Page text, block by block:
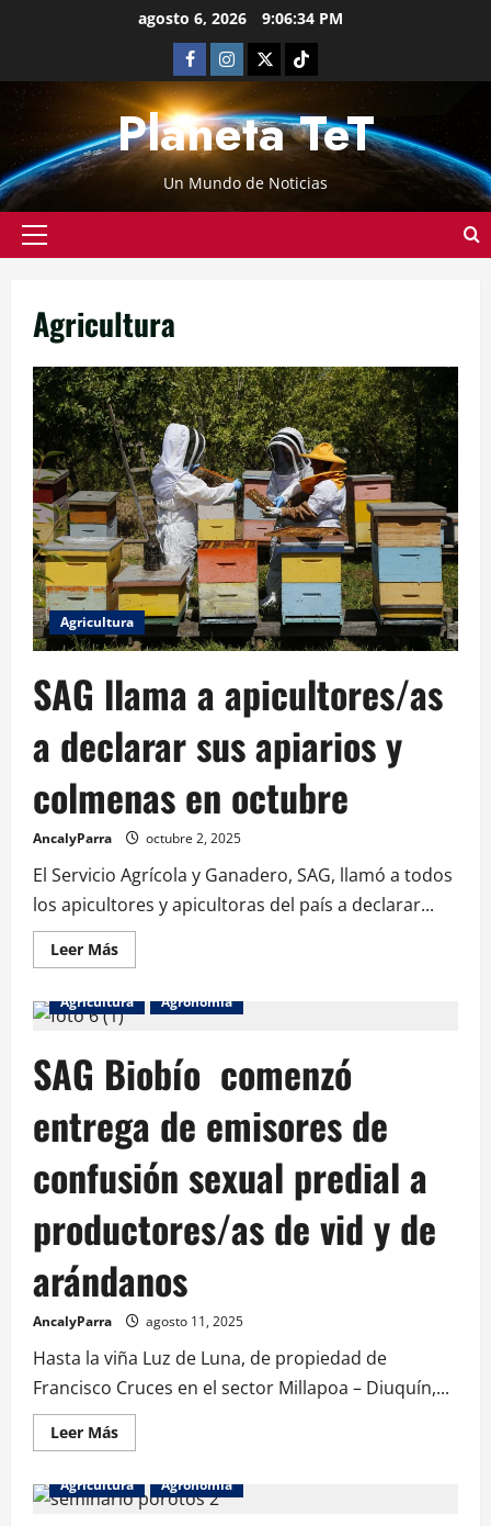
agosto 6, 2026 9:06:35 PM
Planeta TeT
Un Mundo de Noticias
Agricultura
Agricultura
SAG llama a apicultores/as
a declarar sus apiarios y
colmenas en octubre
AncalyParra octubre 2, 2025
El Servicio Agrícola y Ganadero, SAG, llamó a todos
los apicultores y apicultoras del país a declarar...
Leer Más
Agricultura Agronomía
SAG Biobío comenzó
entrega de emisores de
confusión sexual predial a
productores/as de vid y de
arándanos
AncalyParra agosto 11, 2025
Hasta la viña Luz de Luna, de propiedad de
Francisco Cruces en el sector Millapoa – Diuquín,...
Leer Más
Agricultura Agronomía